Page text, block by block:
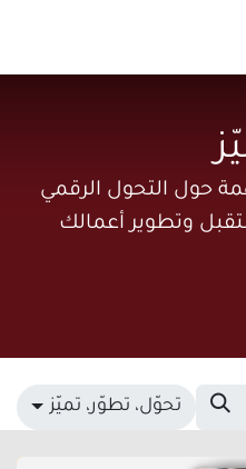
حول التحول الرقمي
وتطوير أعمالك
تحوّل، تطوّر، تميّز